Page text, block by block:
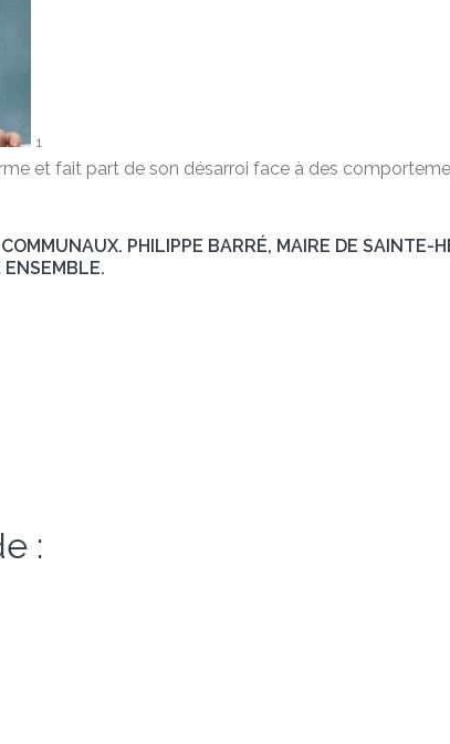
1
et fait part de son désarroi face à des
PHILIPPE BARRÉ, MAIRE DE SAINTE-
ENSEMBLE.
: